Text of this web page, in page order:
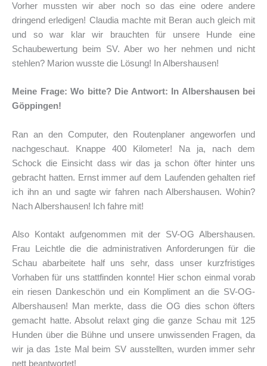
Vorher mussten wir aber noch so das eine odere andere
dringend erledigen! Claudia machte mit Beran auch gleich mit
und so war klar wir brauchten für unsere Hunde eine
Schaubewertung beim SV. Aber wo her nehmen und nicht
stehlen? Marion wusste die Lösung! In Albershausen!
Meine Frage: Wo bitte? Die Antwort: In Albershausen bei
Göppingen!
Ran an den Computer, den Routenplaner angeworfen und
nachgeschaut. Knappe 400 Kilometer! Na ja, nach dem
Schock die Einsicht dass wir das ja schon öfter hinter uns
gebracht hatten. Ernst immer auf dem Laufenden gehalten rief
ich ihn an und sagte wir fahren nach Albershausen. Wohin?
Nach Albershausen! Ich fahre mit!
Also Kontakt aufgenommen mit der SV-OG Albershausen.
Frau Leichtle die die administrativen Anforderungen für die
Schau abarbeitete half uns sehr, dass unser kurzfristiges
Vorhaben für uns stattfinden konnte! Hier schon einmal vorab
ein riesen Dankeschön und ein Kompliment an die SV-OG-
Albershausen! Man merkte, dass die OG dies schon öfters
gemacht hatte. Absolut relaxt ging die ganze Schau mit 125
Hunden über die Bühne und unsere unwissenden Fragen, da
wir ja das 1ste Mal beim SV ausstellten, wurden immer sehr
nett beantwortet!